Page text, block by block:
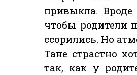
привыкла.
чтобы родители
ссорились. Но
Тане страстно
так, как у